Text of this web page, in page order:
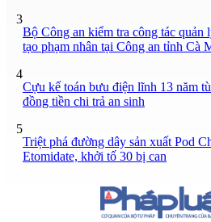
3
Bộ Công an kiểm tra công tác quản
tạo phạm nhân tại Công an tỉnh Cà
4
Cựu kế toán bưu điện lĩnh 13 năm
đồng tiền chi trả an sinh
5
Triệt phá đường dây sản xuất Pod
Etomidate, khởi tố 30 bị can